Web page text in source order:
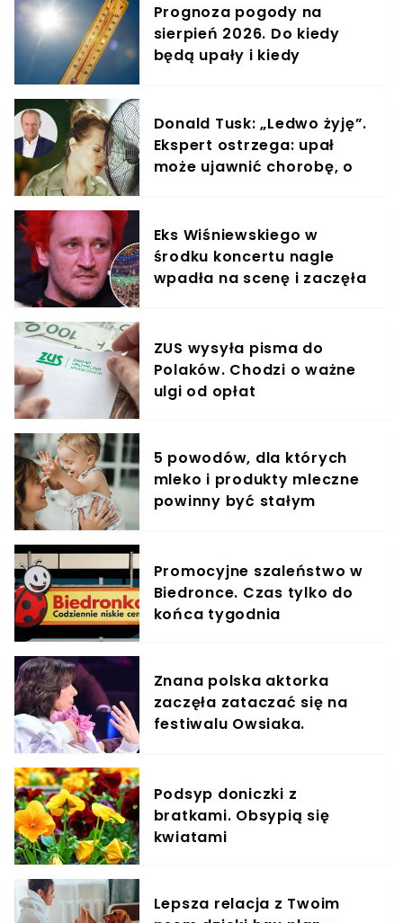
Prognoza pogody na
sierpień 2026. Do kiedy
będą upały i kiedy
Donald Tusk: „Ledwo żyję”.
Ekspert ostrzega: upał
może ujawnić chorobę, o
Eks Wiśniewskiego w
środku koncertu nagle
wpadła na scenę i zaczęła
ZUS wysyła pisma do
Polaków. Chodzi o ważne
ulgi od opłat
5 powodów, dla których
mleko i produkty mleczne
powinny być stałym
Promocyjne szaleństwo w
Biedronce. Czas tylko do
końca tygodnia
Znana polska aktorka
zaczęła zataczać się na
festiwalu Owsiaka.
Podsyp doniczki z
bratkami. Obsypią się
kwiatami
Lepsza relacja z Twoim